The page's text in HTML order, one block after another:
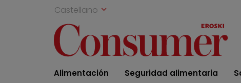
Castellano
Alimentación Seguridad alimentaria